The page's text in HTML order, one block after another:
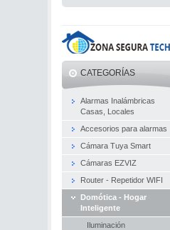
CATEGORÍAS
Alarmas Inalámbricas
Casas, Locales
Accesorios para alarmas
Cámara Tuya Smart
Cámaras EZVIZ
Router - Repetidor WIFI
Domótica - Hogar
Inteligente
Iluminación